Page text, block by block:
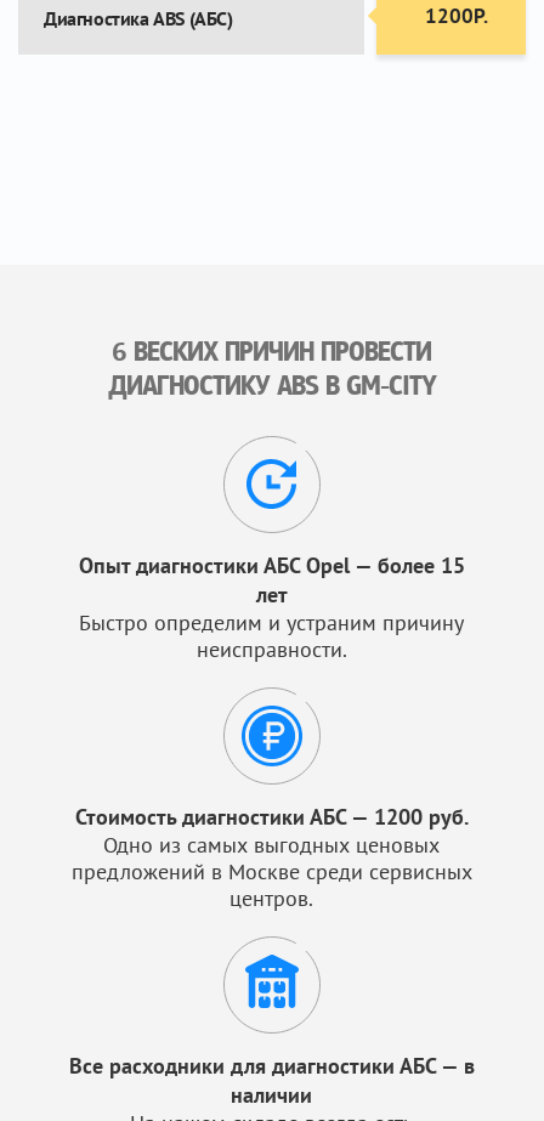
Диагностика ABS (АБС) 1200Р.
6 ВЕСКИХ ПРИЧИН ПРОВЕСТИ
ДИАГНОСТИКУ ABS В GM-CITY
Опыт диагностики АБС Opel — более 15
лет
Быстро определим и устраним причину
неисправности.
Стоимость диагностики АБС — 1200 руб.
Одно из самых выгодных ценовых
предложений в Москве среди сервисных
центров.
Все расходники для диагностики АБС — в
наличии